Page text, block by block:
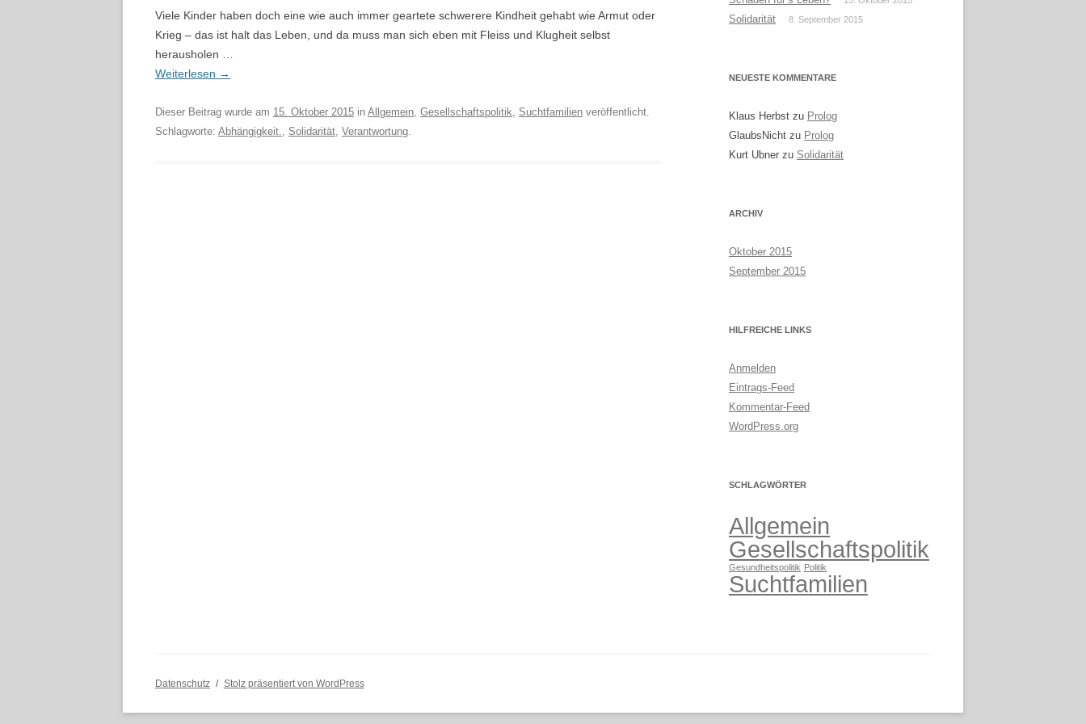
KAP. 4: R. UND H. DAMBACHER
KAP. 6: DIE WÜRFEL SCHEINEN
Viele Kinder haben doch eine wie auch immer geartete schwerere Kindheit gehabt wie Armut oder
Krieg – das ist halt das Leben, und da muss man sich eben mit Fleiss und Klugheit selbst
herausholen …
Weiterlesen →
Dieser Beitrag wurde am 15. Oktober 2015 in Allgemein, Gesellschaftspolitik, Suchtfamilien veröffentlicht.
Schlagworte: Abhängigkeit., Solidarität, Verantwortung.
Solidarität 8. September 2015
NEUESTE KOMMENTARE
Klaus Herbst zu Prolog
GlaubsNicht zu Prolog
Kurt Ubner zu Solidarität
ARCHIV
Oktober 2015
September 2015
HILFREICHE LINKS
Anmelden
Eintrags-Feed
Kommentar-Feed
WordPress.org
SCHLAGWÖRTER
Allgemein
Gesellschaftspolitik
Gesundheitspolitik Politik
Suchtfamilien
Datenschutz Stolz präsentiert von WordPress